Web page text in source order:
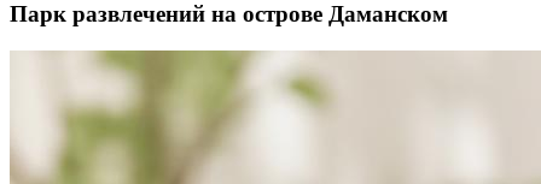
Парк развлечений на острове Даманском